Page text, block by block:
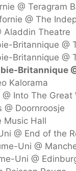
@ Teragram
@ The
Aladdin Theatre
Britannique @
Britannique @
Britannique
Kalorama
Into The Great
@ Doornroosje
Music Hall
@ End of the
Uni @
Uni @